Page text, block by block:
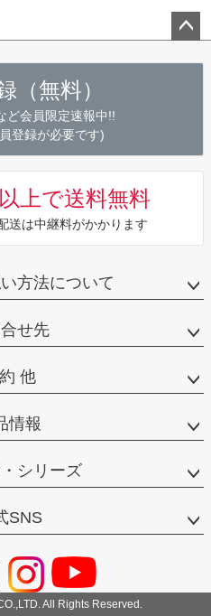
（無料）
ど会員限定速報中!!
登録が必要です)
上で送料無料
送は中継料がかかります
方法について
せ先
他
情報
シリーズ
SNS
All Rights Reserved.